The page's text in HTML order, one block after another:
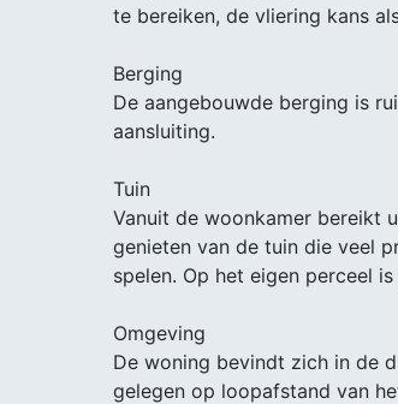
te bereiken, de vliering kans
Berging
De aangebouwde berging is
aansluiting.
Tuin
Vanuit de woonkamer bereikt
genieten van de tuin die veel
spelen. Op het eigen perceel
Omgeving
De woning bevindt zich in de
gelegen op loopafstand van